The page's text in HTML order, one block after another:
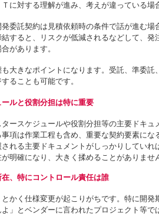
に対する理解が進み、考えが違っている場
委託契約は見積依頼時の条件で話が進む
すると、リスクが低減されるなどして、
があります。
も大きなポイントになります。受託、準委
ることも可能です。
ルと役割分担は特に重要
ースケジュールや役割分担等の主要ドキ
項は作業工程も含め、重要な契約要素に
される主要ドキュメントがしっかりしてい
明確になり、大きく揉めることがありませ
、特にコントロール責任は誰
かく仕様変更が起こりがちです。特に開
」とベンダーに言われたプロジェクト等